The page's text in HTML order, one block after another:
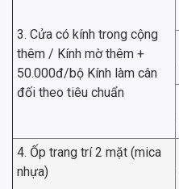
3. Cửa có kính trong cộng
thêm / Kính mờ thêm +
50.000đ/bộ Kính làm cân
đối theo tiêu chuẩn
4. Ốp trang trí 2 mặt (mica
nhựa)